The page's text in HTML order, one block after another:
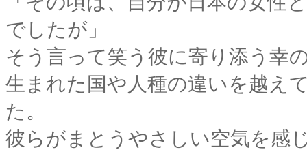
でしたが」
そう言って笑う彼に寄り添う幸
生まれた国や人種の違いを越え
た。
彼らがまとうやさしい空気を感